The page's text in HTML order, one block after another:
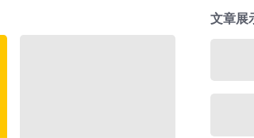
文章展